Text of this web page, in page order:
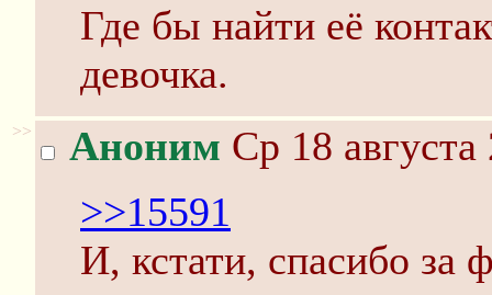
Где бы найти её
девочка.
>> Аноним Ср 18
>>15591
И, кстати, спасибо за